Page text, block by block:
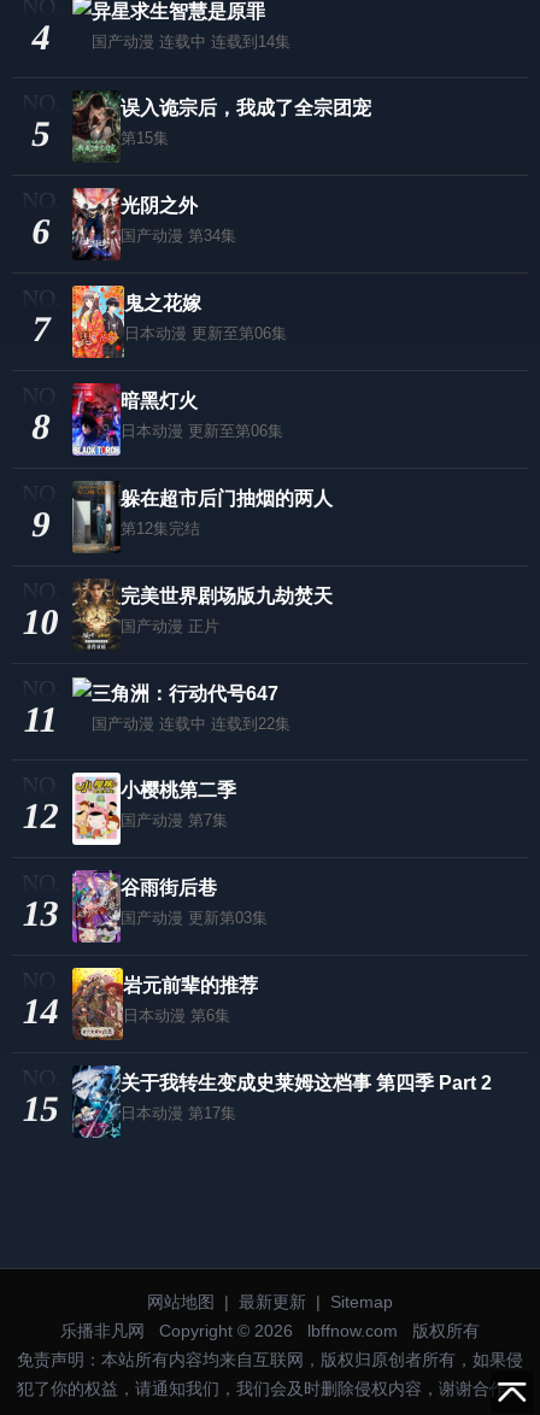
4
异星求生智慧是原罪
国产动漫 连载中 连载到14集
5
误入诡宗后，我成了全宗团宠
第15集
6
光阴之外
国产动漫 第34集
7
鬼之花嫁
日本动漫 更新至第06集
8
暗黑灯火
日本动漫 更新至第06集
9
躲在超市后门抽烟的两人
第12集完结
10
​完美世界剧场版九劫焚天​
国产动漫 正片
11
三角洲：行动代号647
国产动漫 连载中 连载到22集
12
小樱桃第二季
国产动漫 第7集
13
谷雨街后巷
国产动漫 更新第03集
14
岩元前辈的推荐
日本动漫 第6集
15
关于我转生变成史莱姆这档事 第四季 Part 2
日本动漫 第17集
网站地图 | 最新更新 |
Sitemap
乐播非凡网
Copyright © 2026 lbffnow.com
版权所有
免责声明：本站所有内容均来自互联网，版权归原创者所有，如果侵
犯了你的权益，请通知我们，我们会及时删除侵权内容，谢谢合作。